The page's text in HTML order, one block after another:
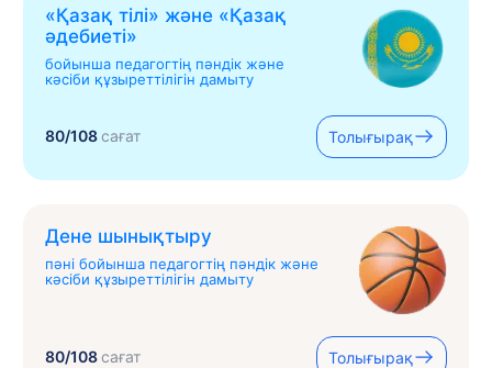
«Қазақ тілі» жəне «Қазақ
əдебиеті»
бойынша педагогтің пәндік және
кәсіби құзыреттілігін дамыту
80/108сағат Толығырақ
Дене шынықтыру
пәні бойынша педагогтің пәндік және
кәсіби құзыреттілігін дамыту
80/108сағат Толығырақ